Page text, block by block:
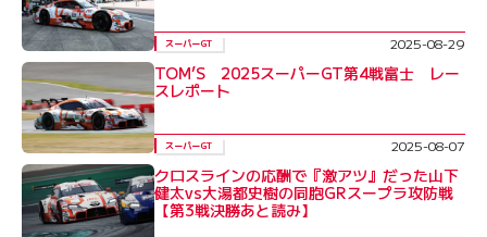
スーパーGT 2025-08-29
TOM’S 2025スーパーGT第4戦富士 レー
スレポート
スーパーGT 2025-08-07
クロスラインの応酬で『激アツ』だった山下
健太vs大湯都史樹の同胞GRスープラ攻防戦
【第3戦決勝あと読み】